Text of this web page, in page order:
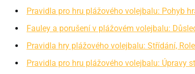
Pravidla pro hru plážového volejbalu: Pohyb
Fauley a porušení v plážovém volejbalu:
Pravidla hry plážového volejbalu: Střídání,
Pravidla pro hru plážového volejbalu: Úpravy